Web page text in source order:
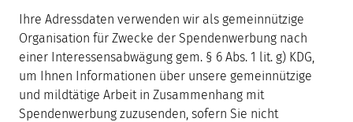
Ihre Adressdaten verwenden wir als gemeinnützige
Organisation für Zwecke der Spendenwerbung nach
einer Interessensabwägung gem. § 6 Abs. 1 lit. g) KDG,
um Ihnen Informationen über unsere gemeinnützige
und mildtätige Arbeit in Zusammenhang mit
Spendenwerbung zuzusenden, sofern Sie nicht